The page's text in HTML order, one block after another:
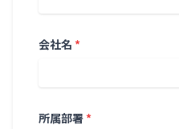
会社名 *
所属部署 *